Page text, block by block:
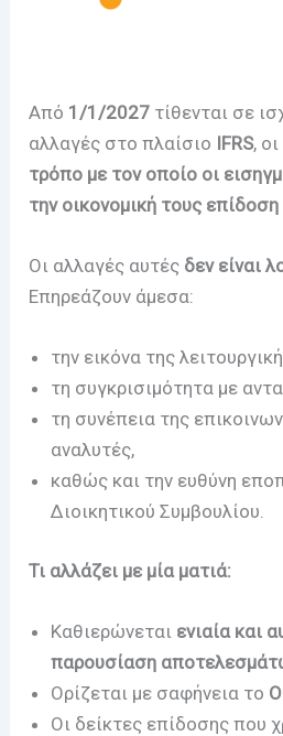
Από 1/1/2027 τίθενται σε
αλλαγές στο πλαίσιο IFRS,
τρόπο με τον οποίο οι
την οικονομική τους
Οι αλλαγές αυτές δεν είναι
Επηρεάζουν άμεσα:
την εικόνα της
τη συγκρισιμότητα με
τη συνέπεια της
αναλυτές,
καθώς και την ευθύνη
Διοικητικού Συμβουλίου.
Τι αλλάζει με μία ματιά:
Καθιερώνεται ενιαία και
παρουσίαση
Ορίζεται με σαφήνεια το
Οι δείκτες επίδοσης που